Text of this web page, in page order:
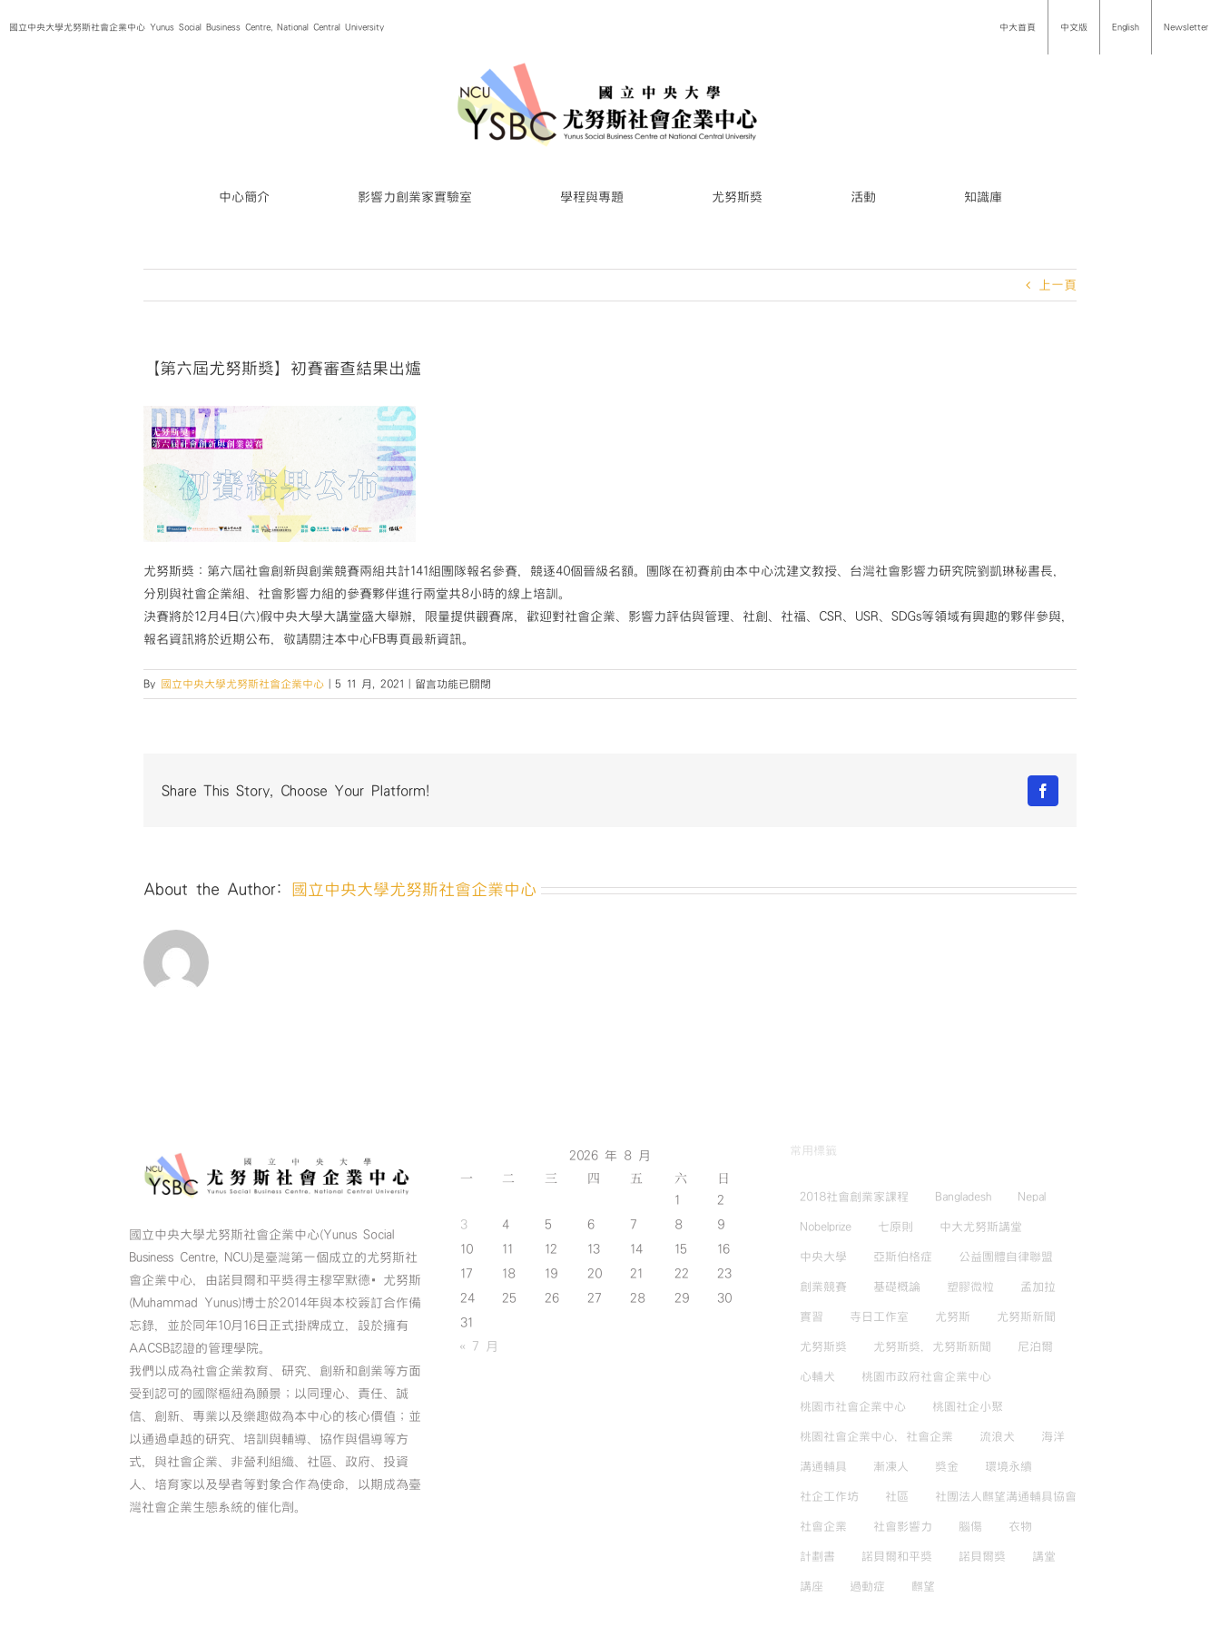
to國立中央大學尤努斯社會企業中心 Yunus Social Business Centre, National Central University 中大首頁 中文版 English Newsletter
中心簡介 影響力創業家實驗室 學程與專題 尤努斯獎 活動 知識庫
上一頁
【第六屆尤努斯獎】初賽審查結果出爐
尤努斯獎：第六屆社會創新與創業競賽兩組共計141組團隊報名參賽，競逐40個晉級名額。團隊在初賽前由本中心沈建文教授、台灣社會影響力研究院劉凱琳秘書長，
分別與社會企業組、社會影響力組的參賽夥伴進行兩堂共8小時的線上培訓。
決賽將於12月4日(六)假中央大學大講堂盛大舉辦，限量提供觀賽席，歡迎對社會企業、影響力評估與管理、社創、社福、CSR、USR、SDGs等領域有興趣的夥伴參與，
報名資訊將於近期公布，敬請關注本中心FB專頁最新資訊。
By 國立中央大學尤努斯社會企業中心 5 11 月, 2021
在
〈【第
斯
查
留言功能已關閉
Share This Story, Choose Your Platform! Facebook
About the Author: 國立中央大學尤努斯社會企業中心
國立中央大學尤努斯社會企業中心(Yunus Social
Business Centre, NCU)是臺灣第一個成立的尤努斯社
會企業中心，由諾貝爾和平獎得主穆罕默德•尤努斯
(Muhammad Yunus)博士於2014年與本校簽訂合作備
忘錄，並於同年10月16日正式掛牌成立，設於擁有
AACSB認證的管理學院。
我們以成為社會企業教育、研究、創新和創業等方面
受到認可的國際樞紐為願景；以同理心、責任、誠
信、創新、專業以及樂趣做為本中心的核心價值；並
以通過卓越的研究、培訓與輔導、協作與倡導等方
式，與社會企業、非營利組織、社區、政府、投資
人、培育家以及學者等對象合作為使命，以期成為臺
灣社會企業生態系統的催化劑。
2026 年 8 月
一 二 三 四 五 六 日
1
2
3
4 5 6 7 8
9
10
11 12 13 14 15
16
17
18 19 20 21 22
23
24
25 26 27 28 29
30
31
« 7 月
常用標籤
2018社會創業家課程 Bangladesh Nepal
Nobelprize 七原則 中大尤努斯講堂
中央大學 亞斯伯格症 公益團體自律聯盟
創業競賽 基礎概論 塑膠微粒 孟加拉
實習 寺日工作室 尤努斯 尤努斯新聞
尤努斯獎 尤努斯獎，尤努斯新聞 尼泊爾
心輔犬 桃園市政府社會企業中心
桃園市社會企業中心 桃園社企小聚
桃園社會企業中心，社會企業 流浪犬 海洋
溝通輔具 漸凍人 獎金 環境永續
社企工作坊 社區 社團法人麒望溝通輔具協會
社會企業 社會影響力 腦傷 衣物
計劃書 諾貝爾和平獎 諾貝爾獎 講堂
講座 過動症 麒望